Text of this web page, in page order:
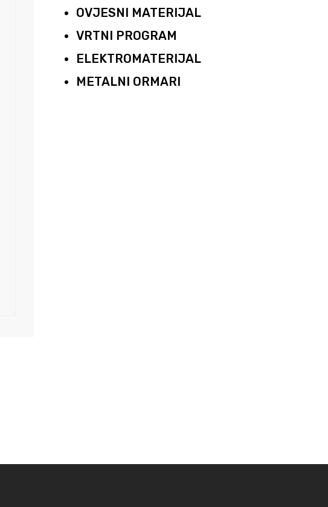
OVJESNI MATERIJAL
VRTNI PROGRAM
ELEKTROMATERIJAL
METALNI ORMARI